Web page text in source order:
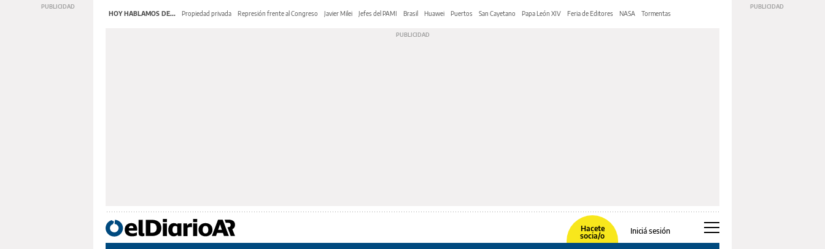
HOY HABLAMOS DE... Propiedad privada Represión frente al Congreso Javier Milei Jefes del PAMI Brasil Huawei Puertos San Cayetano Papa León XIV Feria de Editores NASA Tormentas
Hacete
socia/o
Iniciá sesión